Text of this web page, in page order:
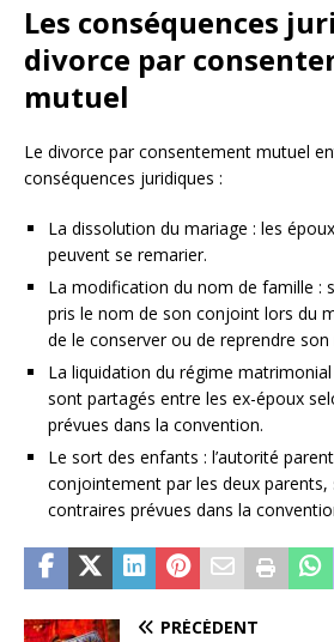
Les conséquences
divorce par
mutuel
Le divorce par consentement mutuel
conséquences juridiques :
La dissolution du mariage : les
peuvent se remarier.
La modification du nom de famille :
pris le nom de son conjoint lors du
de le conserver ou de reprendre
La liquidation du régime
sont partagés entre les ex-époux
prévues dans la convention.
Le sort des enfants : l’autorité
conjointement par les deux parents,
contraires prévues dans la
PRÉCÉDENT